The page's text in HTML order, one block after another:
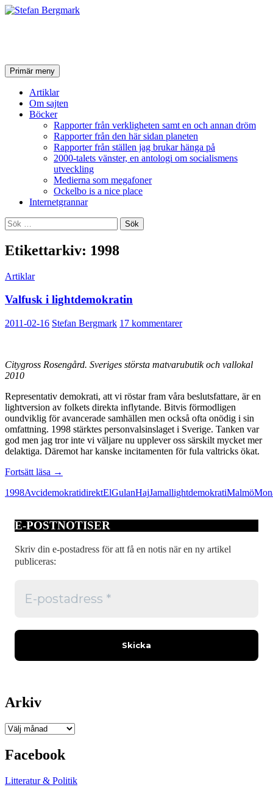
SökPrimär meny Hoppa
till
innehåll
Artiklar
Om sajten
Böcker
Rapporter från verkligheten samt en och annan dröm
Rapporter från den här sidan planeten
Rapporter från ställen jag brukar hänga på
2000-talets vänster, en antologi om socialismens
utveckling
Medierna som megafoner
Ockelbo is a nice place
Internetgrannar
Sök
efter:
Etikettarkiv: 1998
Artiklar
Valfusk i lightdemokratin
2011-02-16 Stefan Bergmark 17 kommentarer
Citygross Rosengård. Sveriges största matvarubutik och vallokal
2010
Representativ demokrati, att vi röstar fram våra beslutsfattare, är en
lightversion av folkets direkta inflytande. Bitvis förmodligen
oundviklig för avancerade samhällen men också ofta onödig i sin
omfattning. 1998 stärktes personvalsinslaget i Sverige. Tanken var
god men jag tror inte vi väljare nu upplever oss särskilt mycket mer
delaktiga. Däremot har kanske incitamenten för fula valtricks ökat.
Fortsätt läsa Valfusk
lightdemokratin
→
1998AvcidemokratidirektElGulanHajJamallightdemokratiMalmö
E-POSTNOTISER
Skriv din e-postadress för att få en notis när en ny artikel
publiceras:
Arkiv
Arkiv
Facebook
Litteratur & Politik